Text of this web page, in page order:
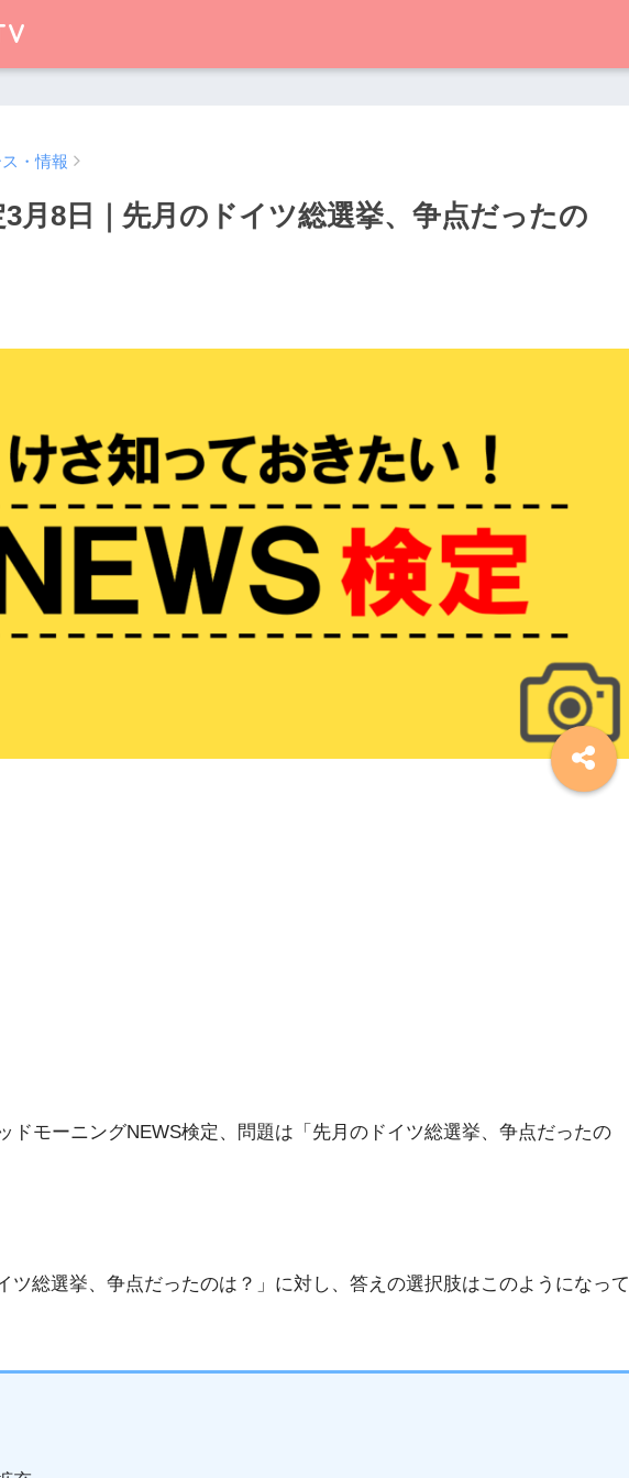
・情報
月8日｜先月のドイツ総選挙、争点だったの
ドモーニングNEWS検定、問題は「先月のドイツ総選挙、争点だったの
ツ総選挙、争点だったのは？」に対し、答えの選択肢はこのようになって